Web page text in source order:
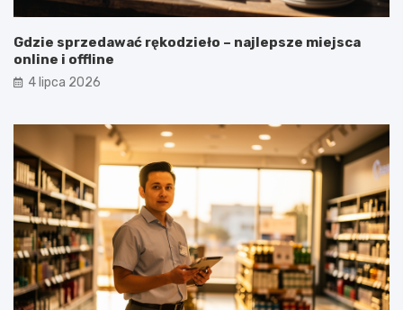
Gdzie sprzedawać rękodzieło – najlepsze miejsca
online i offline
4 lipca 2026